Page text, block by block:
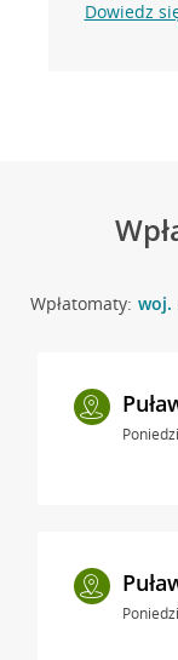
Dowiedz
Wpłatomaty: woj.